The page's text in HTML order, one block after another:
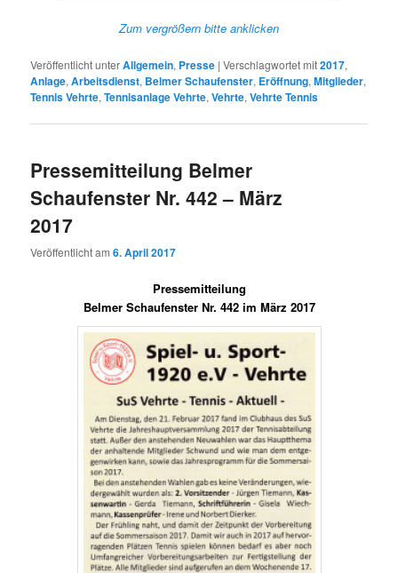
Zum vergrößern bitte anklicken
Veröffentlicht unterAllgemein, Presse |Verschlagwortet mit2017,
Anlage,Arbeitsdienst, Belmer Schaufenster, Eröffnung,Mitglieder,
Tennis Vehrte,Tennisanlage Vehrte,Vehrte,Vehrte Tennis
Pressemitteilung Belmer
Schaufenster Nr. 442 – März
2017
Veröffentlicht am6. April 2017
Pressemitteilung
Belmer Schaufenster Nr. 442 im März 2017